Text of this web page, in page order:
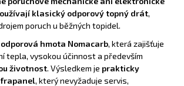
klasický odporový topný drát,
poruch u běžných topidel.
odporová hmota Nomacarb, která zajišťuje
tepla, vysokou účinnost a především
životnost. Výsledkem je prakticky
, který nevyžaduje servis,